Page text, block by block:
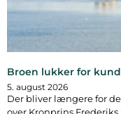
Broen lukker for
5. august 2026
Der bliver længere for